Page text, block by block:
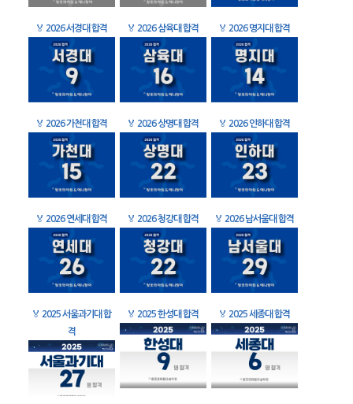
🏅 2026 서경대 합격 🏅 2026 삼육대 합격 🏅 2026 명지대 합격
🏅 2026 가천대 합격 🏅 2026 상명대 합격 🏅 2026 인하대 합격
🏅 2026 연세대 합격 🏅 2026 청강대 합격 🏅 2026 남서울대 합격
🏅 2025 서울과기대 합
격
🏅 2025 한성대 합격 🏅 2025 세종대 합격